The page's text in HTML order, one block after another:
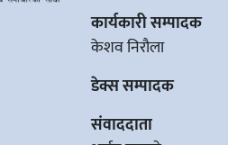
कार्यकारी सम्पादक
केशव निरौला
डेक्स सम्पादक
संवाददाता